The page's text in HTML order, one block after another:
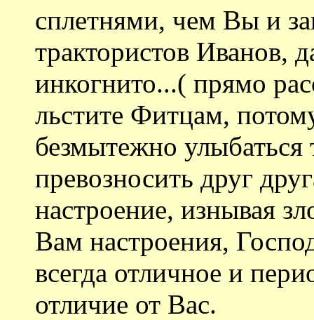
сплетнями, чем Вы и
трактористов Иванов,
инкогнито...( прямо
льстите Фитцам,
безмытежно улыбаться
превозносить друг
настроение, изнывая
Вам настроения,
всегда отличное и
отличие от Вас.